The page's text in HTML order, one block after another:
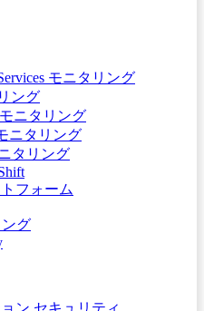
モニタリング
ング
ニタリング
ニタリング
タリング
フォーム
グ
ン セキュリティ